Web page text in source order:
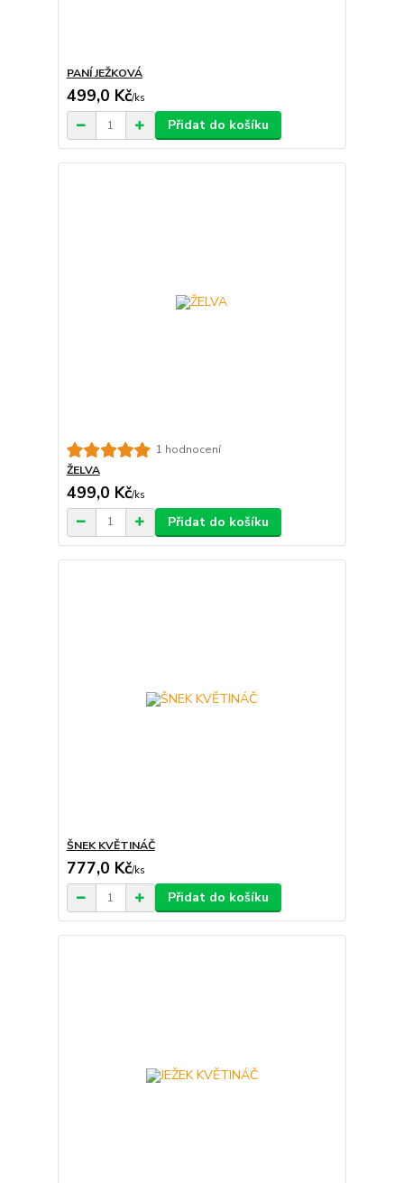
PANÍ JEŽKOVÁ
499,0 Kč/ks
Přidat do košíku
1 hodnocení
ŽELVA
499,0 Kč/ks
Přidat do košíku
ŠNEK KVĚTINÁČ
777,0 Kč/ks
Přidat do košíku